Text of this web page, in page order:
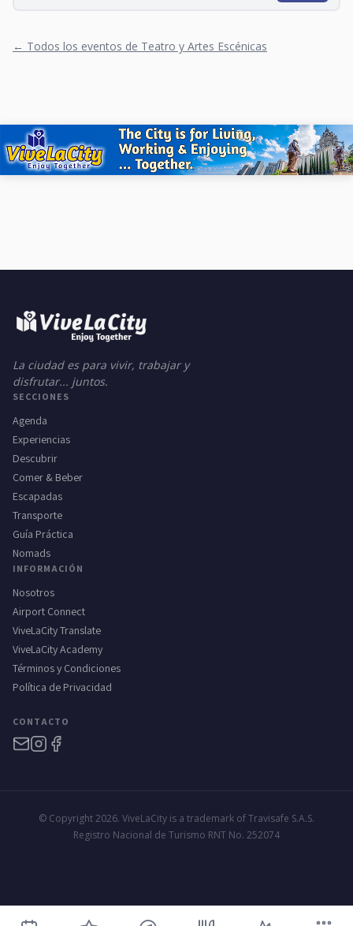
← Todos los eventos de Teatro y Artes Escénicas
La ciudad es para vivir, trabajar y
disfrutar... juntos.
SECCIONES
Agenda
Experiencias
Descubrir
Comer & Beber
Escapadas
Transporte
Guía Práctica
Nomads
INFORMACIÓN
Nosotros
Airport Connect
ViveLaCity Translate
ViveLaCity Academy
Términos y Condiciones
Política de Privacidad
CONTACTO
© Copyright 2026. ViveLaCity is a trademark of Travisafe S.A.S.
Registro Nacional de Turismo RNT No. 252074